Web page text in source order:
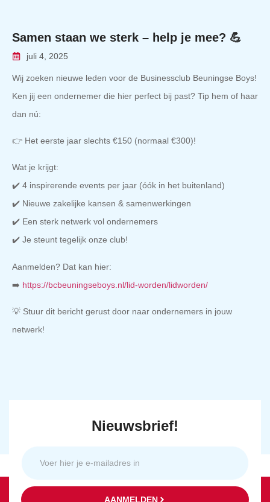
Samen staan we sterk – help je mee? 💪
juli 4, 2025
Wij zoeken nieuwe leden voor de Businessclub Beuningse Boys!
Ken jij een ondernemer die hier perfect bij past? Tip hem of haar
dan nú:
👉 Het eerste jaar slechts €150 (normaal €300)!
Wat je krijgt:
✔️ 4 inspirerende events per jaar (óók in het buitenland)
✔️ Nieuwe zakelijke kansen & samenwerkingen
✔️ Een sterk netwerk vol ondernemers
✔️ Je steunt tegelijk onze club!
Aanmelden? Dat kan hier:
➡️ https://bcbeuningseboys.nl/lid-worden/lidworden/
💡 Stuur dit bericht gerust door naar ondernemers in jouw
netwerk!
Nieuwsbrief!
AANMELDEN